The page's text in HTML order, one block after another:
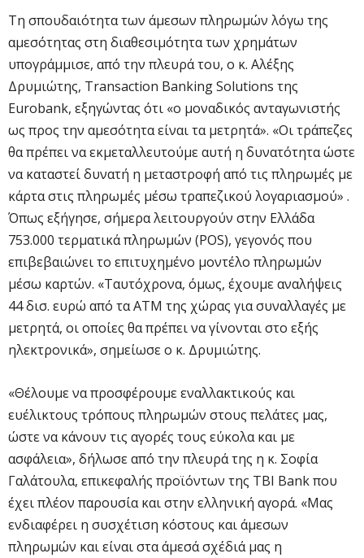
Τη σπουδαιότητα των άμεσων πληρωμών λόγω της
αμεσότητας στη διαθεσιμότητα των χρημάτων
υπογράμμισε, από την πλευρά του, ο κ. Αλέξης
Δρυμιώτης, Transaction Banking Solutions της
Eurobank, εξηγώντας ότι «ο μοναδικός ανταγωνιστής
ως προς την αμεσότητα είναι τα μετρητά». «Οι τράπεζες
θα πρέπει να εκμεταλλευτούμε αυτή η δυνατότητα ώστε
να καταστεί δυνατή η μεταστροφή από τις πληρωμές με
κάρτα στις πληρωμές μέσω τραπεζικού λογαριασμού» .
Όπως εξήγησε, σήμερα λειτουργούν στην Ελλάδα
753.000 τερματικά πληρωμών (POS), γεγονός που
επιβεβαιώνει το επιτυχημένο μοντέλο πληρωμών
μέσω καρτών. «Ταυτόχρονα, όμως, έχουμε αναλήψεις
44 δισ. ευρώ από τα ΑΤΜ της χώρας για συναλλαγές με
μετρητά, οι οποίες θα πρέπει να γίνονται στο εξής
ηλεκτρονικά», σημείωσε ο κ. Δρυμιώτης.
«Θέλουμε να προσφέρουμε εναλλακτικούς και
ευέλικτους τρόπους πληρωμών στους πελάτες μας,
ώστε να κάνουν τις αγορές τους εύκολα και με
ασφάλεια», δήλωσε από την πλευρά της η κ. Σοφία
Γαλάτουλα, επικεφαλής προϊόντων της TBI Bank που
έχει πλέον παρουσία και στην ελληνική αγορά. «Μας
ενδιαφέρει η συσχέτιση κόστους και άμεσων
πληρωμών και είναι στα άμεσά σχέδιά μας η